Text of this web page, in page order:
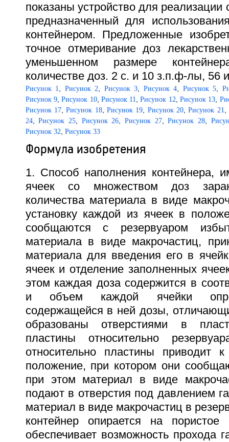
показаны устройство для реализации
предназначенный для
контейнером. Предложенные
точное отмеривание доз
уменьшенном размере
количестве доз. 2 с. и 10 з.п.ф-лы, 56
Рисунок 1 Рисунок 2 Рисунок 3 Рисунок 4 Рисунок 5
Рисунок 9,Рисунок 10, Рисунок 11 ,Рисунок 12 ,Рисунок 13
Рисунок 17,Рисунок 18, Рисунок 19 Рисунок 20,Рисунок 21
24,Рисунок 25, Рисунок 26 ,Рисунок 27,Рисунок 28
Рисунок 32 Рисунок 33
Формула изобретения
1. Способ наполнения контейнера,
ячеек со множеством доз
количества материала в виде
установку каждой из ячеек в
сообщаются с резервуаром
материала в виде макрочастиц,
материала для введения его в
ячеек и отделение заполненных
этом каждая доза содержится в
и объем каждой ячейки
содержащейся в ней дозы,
образованы отверстиями в
пластины относительно
относительно пластины приводит
положение, при котором они
при этом материал в виде
подают в отверстия под давлением
материал в виде макрочастиц в
контейнер опирается на пористое
обеспечивает возможность прохода